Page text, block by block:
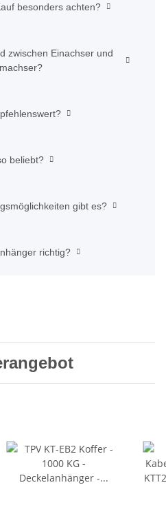
besonders achten?
zwischen Einachser und
beliebt?
gibt es?
richtig?